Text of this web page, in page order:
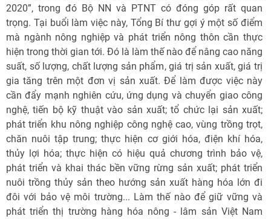
2020”, trong đó Bộ NN và PTNT có đóng góp rất quan
trọng. Tại buổi làm việc này, Tổng Bí thư gợi ý một số điểm
mà ngành nông nghiệp và phát triển nông thôn cần thực
hiện trong thời gian tới. Đó là làm thế nào để nâng cao năng
suất, số lượng, chất lượng sản phẩm, giá trị sản xuất, giá trị
gia tăng trên một đơn vị sản xuất. Để làm được việc này
cần đẩy mạnh nghiên cứu, ứng dụng và chuyển giao công
nghệ, tiến bộ kỹ thuật vào sản xuất; tổ chức lại sản xuất;
phát triển khu nông nghiệp công nghệ cao, vùng trồng trọt,
chăn nuôi tập trung; thực hiện cơ giới hóa, điện khí hóa,
thủy lợi hóa; thực hiện có hiệu quả chương trình bảo vệ,
phát triển và khai thác bền vững rừng sản xuất; phát triển
nuôi trồng thủy sản theo hướng sản xuất hàng hóa lớn đi
đôi với bảo vệ môi trường... Làm thế nào để giữ vững và
phát triển thị trường hàng hóa nông - lâm sản Việt Nam